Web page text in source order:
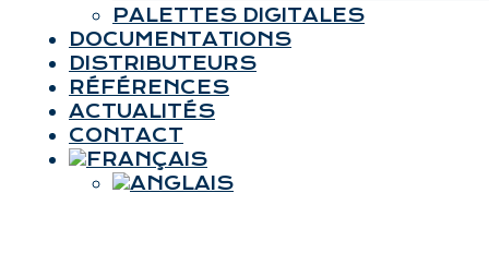
PALETTES DIGITALES
DOCUMENTATIONS
DISTRIBUTEURS
RÉFÉRENCES
ACTUALITÉS
CONTACT